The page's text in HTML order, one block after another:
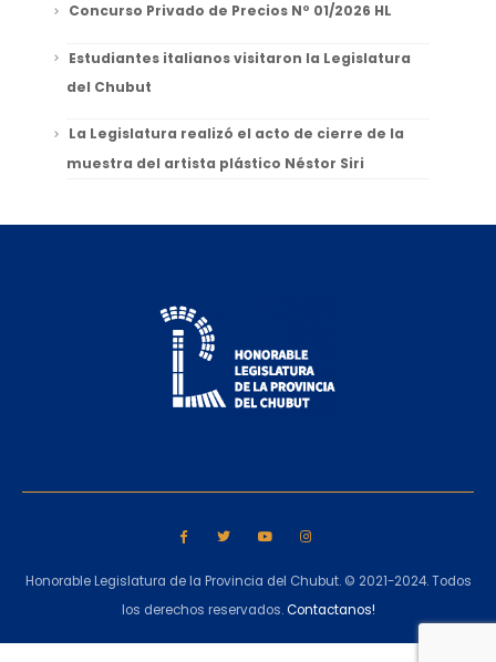
Concurso Privado de Precios Nº 01/2026 HL
Estudiantes italianos visitaron la Legislatura
del Chubut
La Legislatura realizó el acto de cierre de la
muestra del artista plástico Néstor Siri
Honorable Legislatura de la Provincia del Chubut. © 2021-2024. Todos
los derechos reservados.Contactanos!